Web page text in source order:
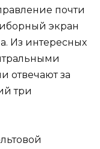
почти
экран
Из интересных
отвечают за
три